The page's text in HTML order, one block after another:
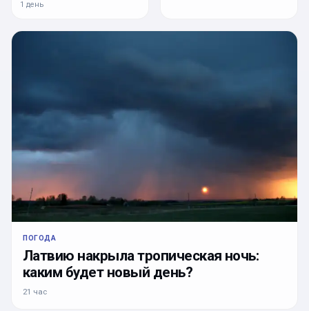
1 день
ПОГОДА
Латвию накрыла тропическая ночь:
каким будет новый день?
21 час